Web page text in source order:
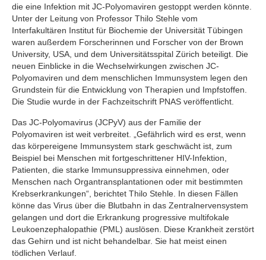
die eine Infektion mit JC-Polyomaviren gestoppt werden könnte.
Unter der Leitung von Professor Thilo Stehle vom
Interfakultären Institut für Biochemie der Universität Tübingen
waren außerdem Forscherinnen und Forscher von der Brown
University, USA, und dem Universitätsspital Zürich beteiligt. Die
neuen Einblicke in die Wechselwirkungen zwischen JC-
Polyomaviren und dem menschlichen Immunsystem legen den
Grundstein für die Entwicklung von Therapien und Impfstoffen.
Die Studie wurde in der Fachzeitschrift PNAS veröffentlicht.
Das JC-Polyomavirus (JCPyV) aus der Familie der
Polyomaviren ist weit verbreitet. „Gefährlich wird es erst, wenn
das körpereigene Immunsystem stark geschwächt ist, zum
Beispiel bei Menschen mit fortgeschrittener HIV-Infektion,
Patienten, die starke Immunsuppressiva einnehmen, oder
Menschen nach Organtransplantationen oder mit bestimmten
Krebserkrankungen“, berichtet Thilo Stehle. In diesen Fällen
könne das Virus über die Blutbahn in das Zentralnervensystem
gelangen und dort die Erkrankung progressive multifokale
Leukoenzephalopathie (PML) auslösen. Diese Krankheit zerstört
das Gehirn und ist nicht behandelbar. Sie hat meist einen
tödlichen Verlauf.